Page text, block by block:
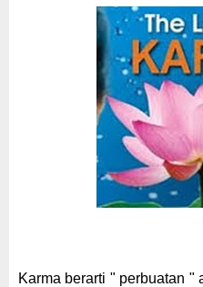
Karma berarti " perbuatan "